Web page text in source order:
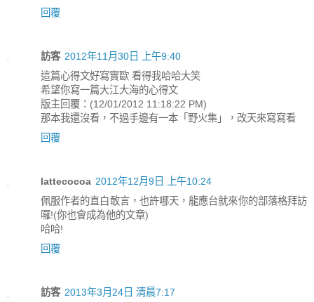
回覆
訪客 2012年11月30日 上午9:40
這篇心得文好寫實歐 看得我哈哈大笑
希望你寫一篇大江大海的心得文
版主回覆：(12/01/2012 11:18:22 PM)
那本我還沒看，不過手邊有一本「野火集」，改天來寫寫看
回覆
lattecocoa 2012年12月9日 上午10:24
佩服作者的直白敢言，也許哪天，龍應台就來你的部落格拜訪
囉!(你也會成為他的文章)
哈哈!
回覆
訪客 2013年3月24日 清晨7:17